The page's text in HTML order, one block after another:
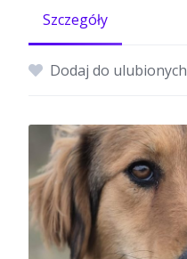
Szczegóły
Dodaj do ulubionych